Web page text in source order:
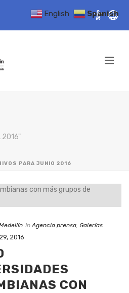
2016"
PARA JUNIO 2016
In Agencia prensa, Galerías
2016
CON
English Spanish